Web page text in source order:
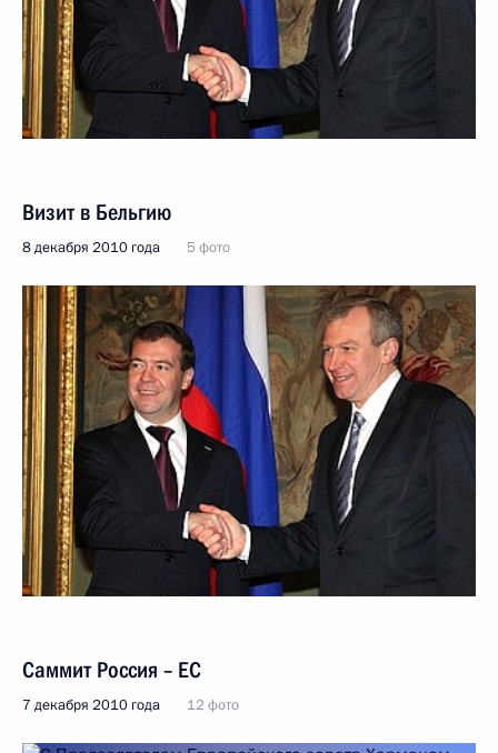
Визит в Бельгию
8 декабря 2010 года 5 фото
Саммит Россия – ЕC
7 декабря 2010 года 12 фото